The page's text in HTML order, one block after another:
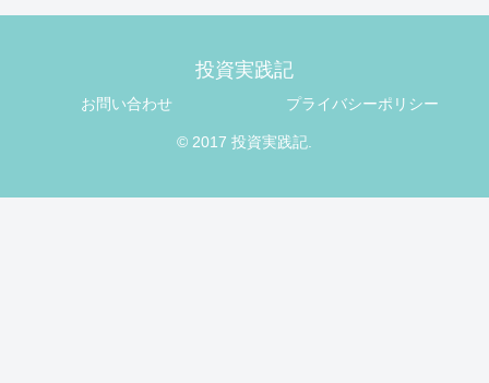
投資実践記
お問い合わせ プライバシーポリシー
© 2017 投資実践記.